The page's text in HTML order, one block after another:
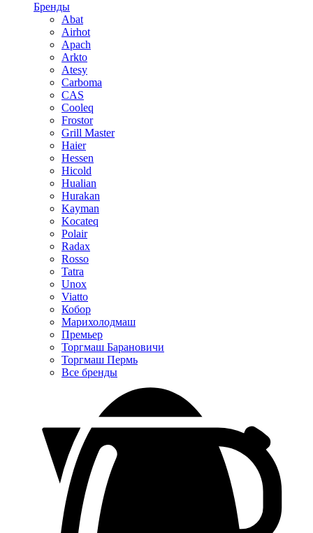
Бренды
Abat
Airhot
Apach
Arkto
Atesy
Carboma
CAS
Cooleq
Frostor
Grill Master
Haier
Hessen
Hicold
Hualian
Hurakan
Kayman
Kocateq
Polair
Radax
Rosso
Tatra
Unox
Viatto
Кобор
Марихолодмаш
Премьер
Торгмаш Барановичи
Торгмаш Пермь
Все бренды